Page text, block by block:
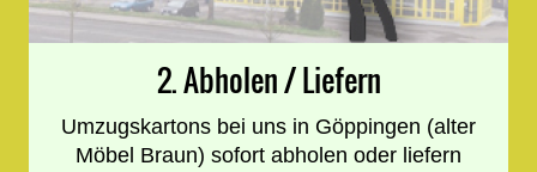
2. Abholen / Liefern
Umzugskartons bei uns in Göppingen (alter
Möbel Braun) sofort abholen oder liefern